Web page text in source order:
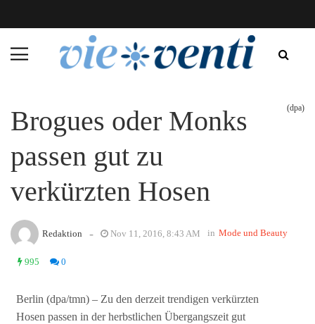
Brogues oder Monks
passen gut zu
verkürzten Hosen
(dpa)
Redaktion - Nov 11, 2016, 8:43 AM in Mode und Beauty
995 0
Berlin (dpa/tmn) – Zu den derzeit trendigen verkürzten
Hosen passen in der herbstlichen Übergangszeit gut